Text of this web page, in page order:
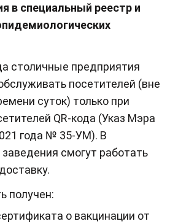
в специальный реестр и
столичные предприятия
посетителей (вне
суток) только при
QR-кода (Указ Мэра
года № 35-УМ). В
смогут работать
получен:
о вакцинации от